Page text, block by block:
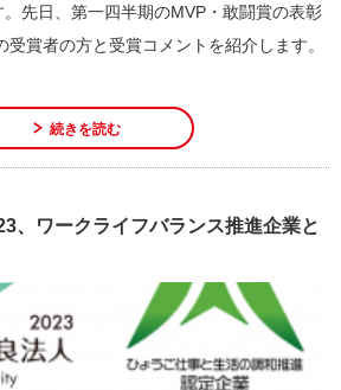
先日、第一四半期のMVP・敢闘賞の表彰
賞者の方と受賞コメントを紹介します。
続きを読む
、ワークライフバランス推進企業と